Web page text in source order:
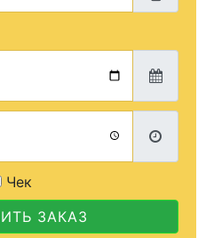
Чек
ЗАКАЗ